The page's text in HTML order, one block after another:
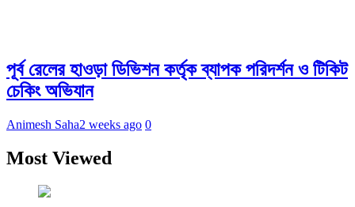
পূর্ব রেলের হাওড়া ডিভিশন কর্তৃক ব্যাপক পরিদর্শন ও টিকিট
চেকিং অভিযান
Animesh Saha2 weeks ago 0
Most Viewed